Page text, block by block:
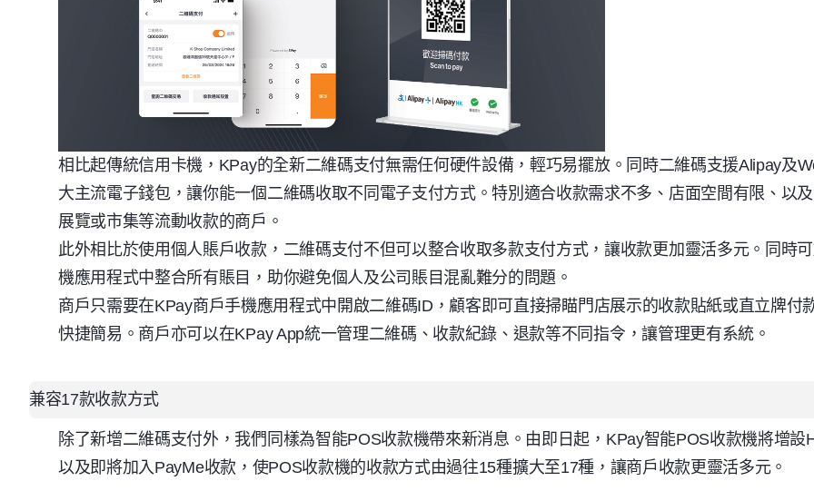
相比起傳統信用卡機， KPay的全新二維碼支付無需任何硬件設備，輕巧易擺放。同時二維碼支援Alipay及
大主流電子錢包，讓你能一個二維碼收取不同電子支付方式。特別適合收款需求不多、店面空間有限、以
展覽或市集等流動收款的商戶。
此外相比於使用個人賬戶收款，二維碼支付不但可以整合收取多款支付方式，讓收款更加靈活多元。同時
機應用程式中整合所有賬目，助你避免個人及公司賬目混亂難分的問題。
商戶只需要在KPay商戶手機應用程式中開啟二維碼ID，顧客即可直接掃瞄門店展示的收款貼紙或直立牌付
快捷簡易。商戶亦可以在KPay App統一管理二維碼、收款紀錄、退款等不同指令，讓管理更有系統。
兼容17款收款方式
除了新增二維碼支付外，我們同樣為智能POS收款機帶來新消息。由即日起， KPay智能POS收款機將增設
以及即將加入PayMe收款，使POS收款機的收款方式由過往15種擴大至17種，讓商戶收款更靈活多元。